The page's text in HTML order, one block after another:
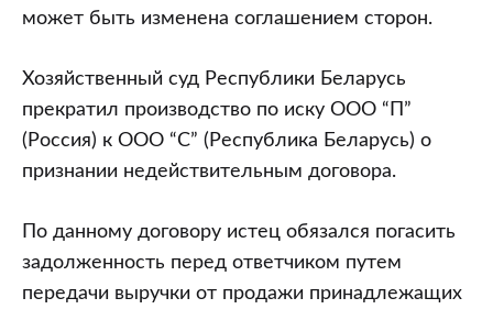
может быть изменена соглашением сторон.
Хозяйственный суд Республики Беларусь
прекратил производство по иску ООО “П”
(Россия) к ООО “С” (Республика Беларусь) о
признании недействительным договора.
По данному договору истец обязался погасить
задолженность перед ответчиком путем
передачи выручки от продажи принадлежащих